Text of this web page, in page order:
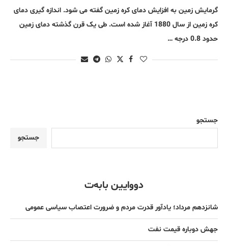
گرمایش زمین به افزایش دمای کره زمین گفته می شود. اندازه گیری دمای
کره زمین از سال 1880 آغاز شده است. طی یک قرن گذشته دمای زمین
حدود 0.8 درجه …
جستجو
جستجو
دووایین بابەت
شانزدهم مرداد؛ یادآور قدرت مردم و ضرورت اعتصاب سیاسی عمومی
جهش دوباره قیمت نفت